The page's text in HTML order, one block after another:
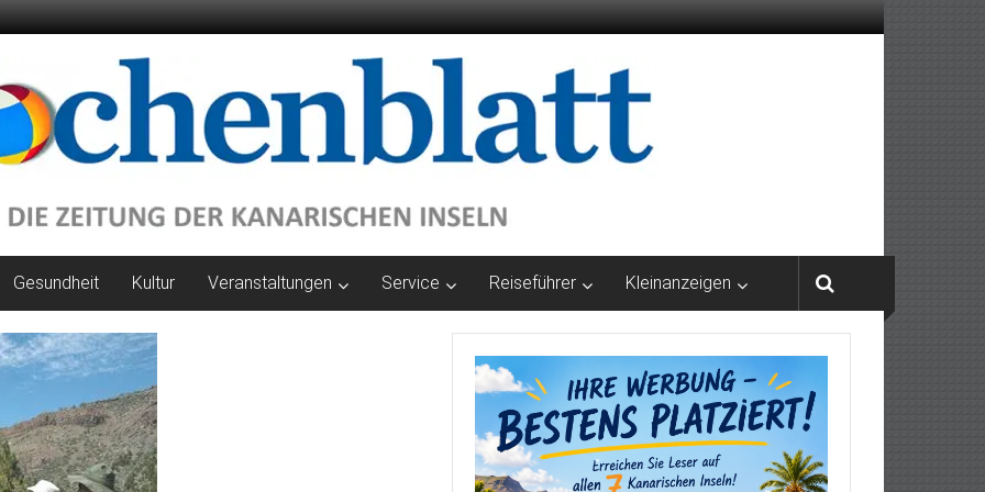
Gesundheit Kultur Veranstaltungen Service Reiseführer Kleinanzeigen